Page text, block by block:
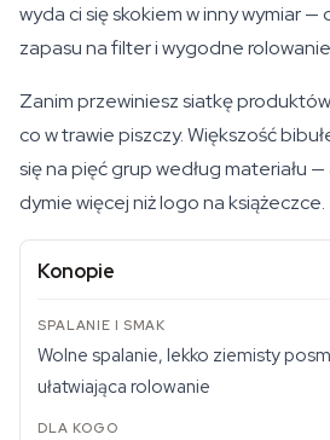
wyda ci się skokiem w inny wymiar
zapasu na filter i wygodne
Zanim przewiniesz siatkę
co w trawie piszczy. Większość
się na pięć grup według materiału —
dymie więcej niż logo na książeczce.
Konopie
Wolne spalanie, lekko ziemisty
ułatwiająca rolowanie